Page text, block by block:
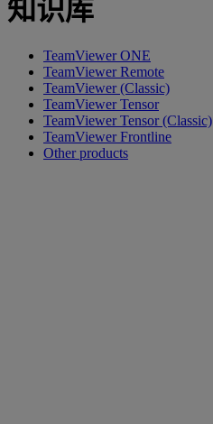
知识库
TeamViewer ONE
TeamViewer Remote
TeamViewer (Classic)
TeamViewer Tensor
TeamViewer Tensor (Classic)
TeamViewer Frontline
Other products